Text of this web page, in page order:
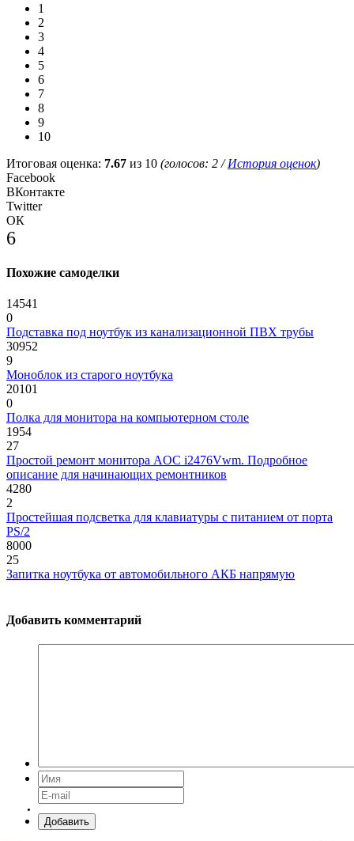
1
2
3
4
5
6
7
8
9
10
Итоговая оценка: 7.67 из 10 (голосов: 2 /История оценок)
Facebook
ВКонтакте
Twitter
ОК
6
Похожие самоделки
14541
0
Подставка под ноутбук из канализационной ПВХ трубы
30952
9
Моноблок из старого ноутбука
20101
0
Полка для монитора на компьютерном столе
1954
27
Простой ремонт монитора AOC i2476Vwm. Подробное
описание для начинающих ремонтников
4280
2
Простейшая подсветка для клавиатуры с питанием от порта
PS/2
8000
25
Запитка ноутбука от автомобильного АКБ напрямую
Добавить комментарий
Добавить